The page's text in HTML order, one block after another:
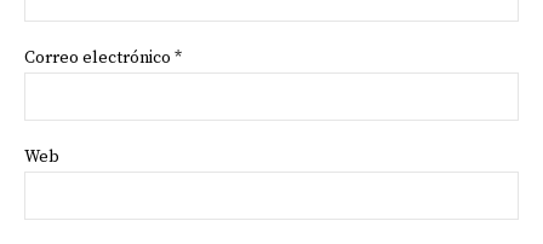
Correo electrónico *
Web